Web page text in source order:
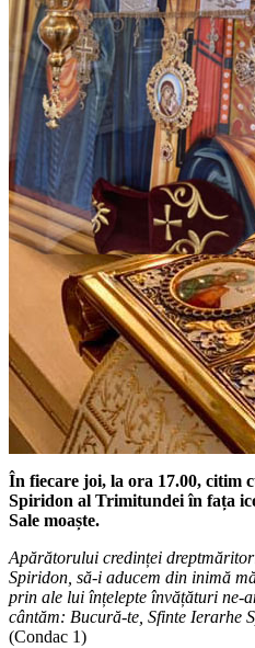
În fiecare joi, la ora 17.00, citim
Spiridon al Trimitundei în fața
Sale moaște.
Apărătorului credinței
Spiridon, să-i aducem din inimă
prin ale lui înțelepte învățături ne-
cântăm: Bucură-te, Sfinte Ierarhe
(Condac 1)